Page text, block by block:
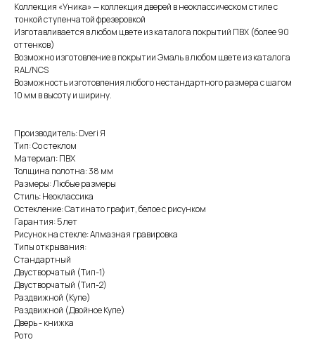
Коллекция «Уника» — коллекция дверей в неоклассическом стиле с
тонкой ступенчатой фрезеровкой
Изготавливается в любом цвете из каталога покрытий ПВХ (более 90
оттенков)
Возможно изготовление в покрытии Эмаль в любом цвете из каталога
RAL/NCS
Возможность изготовления любого нестандартного размера с шагом
10 мм в высоту и ширину.
Производитель: Dveri Я
Тип: Со стеклом
Материал: ПВХ
Толщина полотна: 38 мм
Размеры: Любые размеры
Стиль: Неоклассика
Остекление: Сатинато графит, белое с рисунком
Гарантия: 5 лет
Рисунок на стекле: Алмазная гравировка
Типы открывания:
Стандартный
Двустворчатый (Тип-1)
Двустворчатый (Тип-2)
Раздвижной (Купе)
Раздвижной (Двойное Купе)
Дверь - книжка
Рото